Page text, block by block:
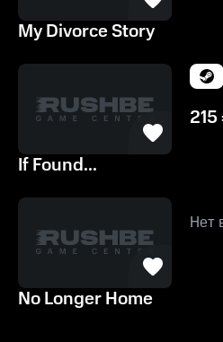
My Divorce Story
215
If Found...
Нет
No Longer Home